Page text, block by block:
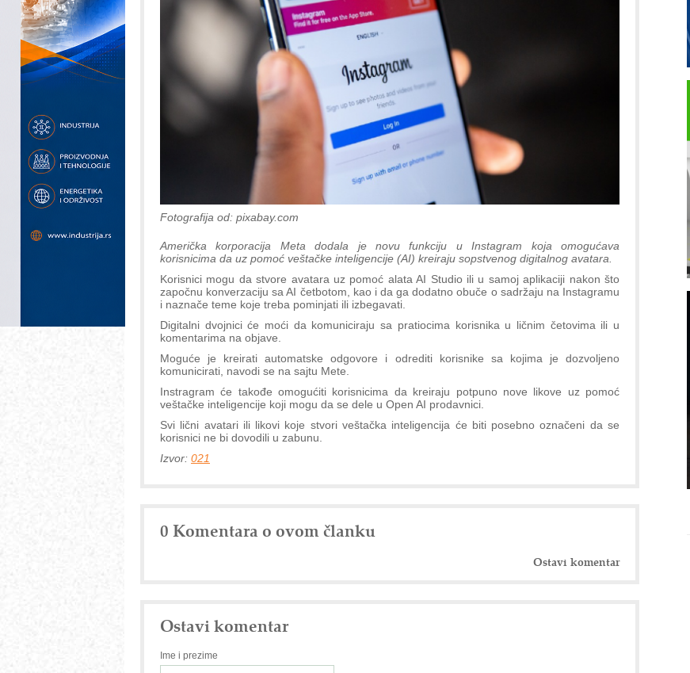
Fotografija od: pixabay.com
Američka korporacija Meta dodala je novu funkciju u Instagram koja omogućava
korisnicima da uz pomoć veštačke inteligencije (AI) kreiraju sopstvenog digitalnog avatara.
Korisnici mogu da stvore avatara uz pomoć alata AI Studio ili u samoj aplikaciji nakon što
započnu konverzaciju sa AI četbotom, kao i da ga dodatno obuče o sadržaju na Instagramu
i naznače teme koje treba pominjati ili izbegavati.
Digitalni dvojnici će moći da komuniciraju sa pratiocima korisnika u ličnim četovima ili u
komentarima na objave.
Moguće je kreirati automatske odgovore i odrediti korisnike sa kojima je dozvoljeno
komunicirati, navodi se na sajtu Mete.
Instragram će takođe omogućiti korisnicima da kreiraju potpuno nove likove uz pomoć
veštačke inteligencije koji mogu da se dele u Open AI prodavnici.
Svi lični avatari ili likovi koje stvori veštačka inteligencija će biti posebno označeni da se
korisnici ne bi dovodili u zabunu.
Izvor: 021
0 Komentara o ovom članku
Ostavi komentar
Ostavi komentar
Ime i prezime